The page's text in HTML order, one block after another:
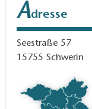
Adresse
Seestraße 57
15755 Schwerin